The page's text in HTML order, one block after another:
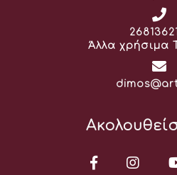
Άλλα χρήσιμα
Email: